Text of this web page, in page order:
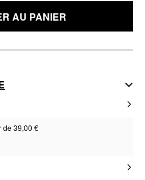
AU PANIER
de 39,00 €